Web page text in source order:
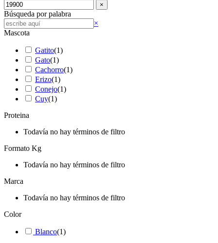
×
Búsqueda por palabra
Buscar
×
Mascota
Gatito(1)
Gato(1)
Cachorro(1)
Erizo(1)
Conejo(1)
Cuy(1)
Proteina
Todavía no hay términos de filtro
Formato Kg
Todavía no hay términos de filtro
Marca
Todavía no hay términos de filtro
Color
Blanco(1)